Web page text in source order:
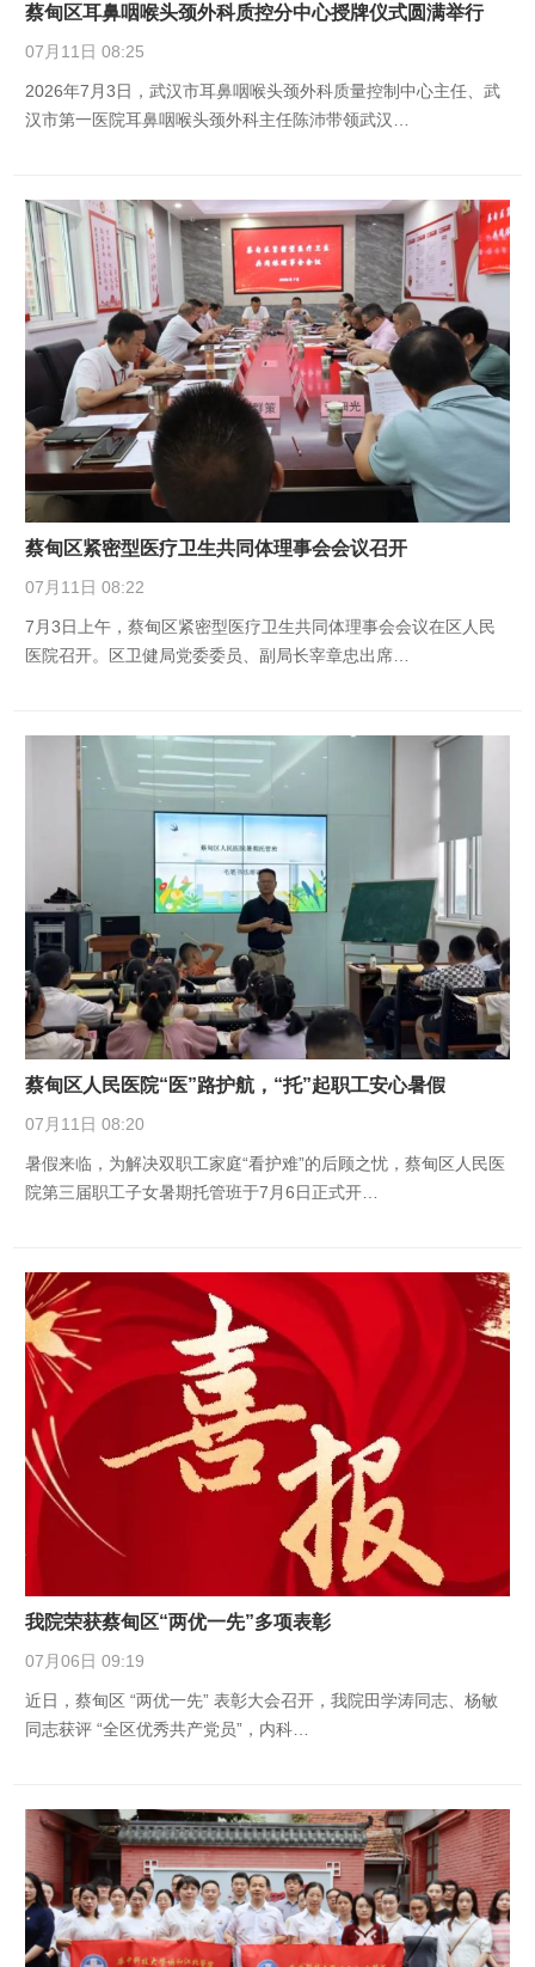
蔡甸区耳鼻咽喉头颈外科质控分中心授牌仪式圆满举行
07月11日 08:25
2026年7月3日，武汉市耳鼻咽喉头颈外科质量控制中心主任、武
汉市第一医院耳鼻咽喉头颈外科主任陈沛带领武汉…
蔡甸区紧密型医疗卫生共同体理事会会议召开
07月11日 08:22
7月3日上午，蔡甸区紧密型医疗卫生共同体理事会会议在区人民
医院召开。区卫健局党委委员、副局长宰章忠出席…
蔡甸区人民医院“医”路护航，“托”起职工安心暑假
07月11日 08:20
暑假来临，为解决双职工家庭“看护难”的后顾之忧，蔡甸区人民医
院第三届职工子女暑期托管班于7月6日正式开…
我院荣获蔡甸区“两优一先”多项表彰
07月06日 09:19
近日，蔡甸区 “两优一先” 表彰大会召开，我院田学涛同志、杨敏
同志获评 “全区优秀共产党员”，内科…